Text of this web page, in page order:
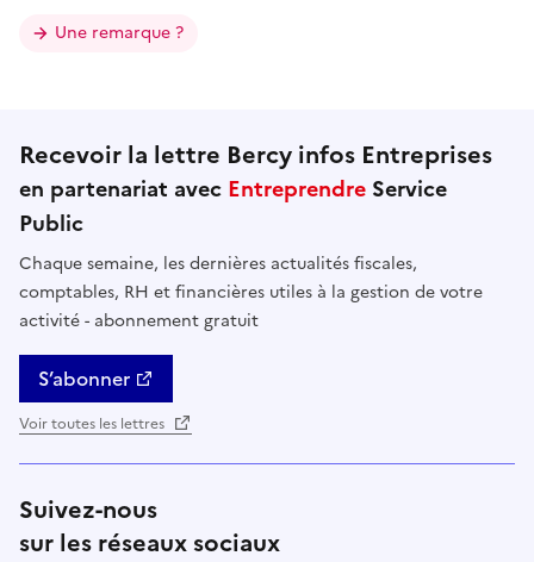
Une remarque ?
Recevoir la lettre Bercy infos Entreprises
en partenariat avec Entreprendre Service
Public
Chaque semaine, les dernières actualités fiscales,
comptables, RH et financières utiles à la gestion de votre
activité - abonnement gratuit
S’abonner
Voir toutes les lettres
Suivez-nous
sur les réseaux sociaux